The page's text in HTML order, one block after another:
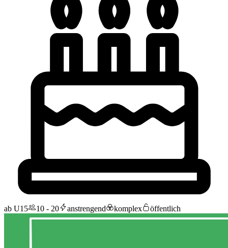
ab U15 10 - 20 anstrengend komplex öffentlich